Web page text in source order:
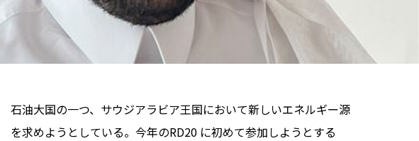
石油大国の一つ、サウジアラビア王国において新しいエネルギー源
を求めようとしている。今年のRD20 に初めて参加しようとする